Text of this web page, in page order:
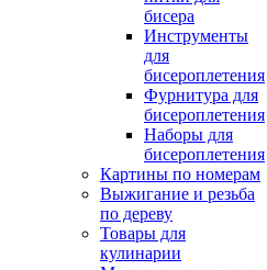
бисера
Инструменты
для
бисероплетения
Фурнитура для
бисероплетения
Наборы для
бисероплетения
Картины по номерам
Выжигание и резьба
по дереву
Товары для
кулинарии